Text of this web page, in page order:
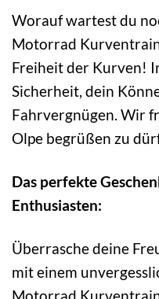
Worauf wartest du
Motorrad
Freiheit der Kurven!
Sicherheit, dein
Fahrvergnügen. Wir
Olpe begrüßen zu
Das perfekte
Enthusiasten:
Überrasche deine
mit einem
Motorrad